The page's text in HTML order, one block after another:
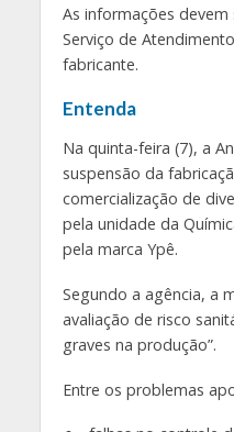
As informações
Serviço de
fabricante.
Entenda
Na quinta-feira (7), a
suspensão da
comercialização de
pela unidade da
pela marca Ypê.
Segundo a agência, a
avaliação de risco
graves na produção”.
Entre os problemas